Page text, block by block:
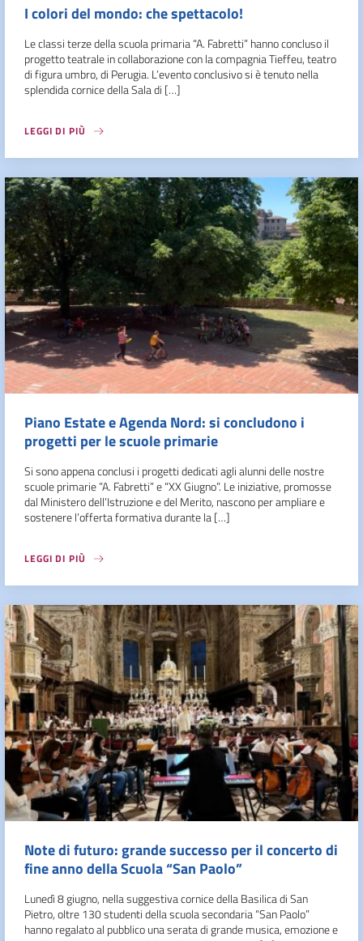
I colori del mondo: che spettacolo!
Le classi terze della scuola primaria “A. Fabretti” hanno concluso il
progetto teatrale in collaborazione con la compagnia Tieffeu, teatro
di figura umbro, di Perugia. L’evento conclusivo si è tenuto nella
splendida cornice della Sala di […]
LEGGI DI PIÙ
Piano Estate e Agenda Nord: si concludono i
progetti per le scuole primarie
Si sono appena conclusi i progetti dedicati agli alunni delle nostre
scuole primarie ”A. Fabretti” e “XX Giugno”. Le iniziative, promosse
dal Ministero dell’Istruzione e del Merito, nascono per ampliare e
sostenere l’offerta formativa durante la […]
LEGGI DI PIÙ
Note di futuro: grande successo per il concerto di
fine anno della Scuola “San Paolo”
Lunedì 8 giugno, nella suggestiva cornice della Basilica di San
Pietro, oltre 130 studenti della scuola secondaria “San Paolo”
hanno regalato al pubblico una serata di grande musica, emozione e